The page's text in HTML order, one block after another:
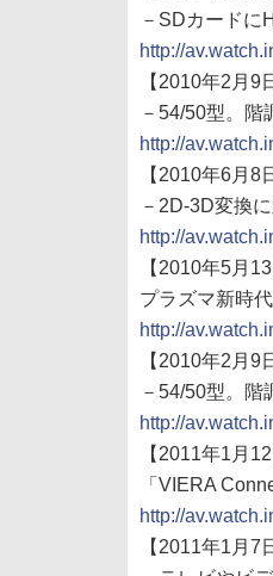
－SDカードに
http://
【2010年2月9
－54/50型。階
http://
【2010年6月8
－2D-3D変換
http://
【2010年5月
プラズマ新時
http://
【2010年2月9
－54/50型。階
http://
【2011年1月
「VIERA
http://
【2011年1月